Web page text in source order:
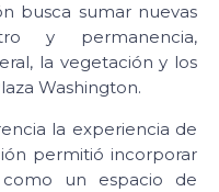
busca sumar nuevas
y permanencia,
la vegetación y los
Washington.
la experiencia de
permitió incorporar
como un espacio de